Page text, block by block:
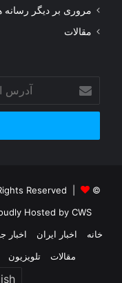
مروری بر دیگر رسانه
مقالات
آدرس
ایمیل
خود
وارد
© Copyright 2026, Channel One HD, All Rights Reserved |
Hosted by CWS
خانه
اخبار ایران اخبار
مقالات
تلویزیون